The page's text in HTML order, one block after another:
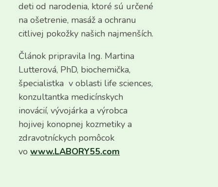
deti od narodenia, ktoré sú určené
na ošetrenie, masáž a ochranu
citlivej pokožky našich najmenších.
Článok pripravila Ing. Martina
Lutterová, PhD, biochemička,
špecialistka v oblasti life sciences,
konzultantka medicínskych
inovácií, vývojárka a výrobca
hojivej konopnej kozmetiky a
zdravotníckych pomôcok
vo www.LABORY55.com